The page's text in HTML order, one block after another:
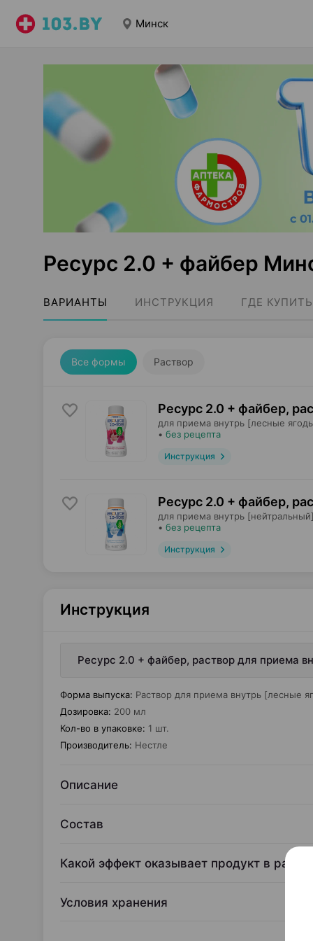
Минск
Ресурс 2.0 + файбер
ВАРИАНТЫ ИНСТРУКЦИЯ ГДЕ КУПИТЬ
Все формы Раствор
Ресурс 2.0 + файбер,
для приема внутрь [лесные
• без рецепта
Инструкция
Ресурс 2.0 + файбер,
для приема внутрь [нейтральный],
• без рецепта
Инструкция
Инструкция
Ресурс 2.0 + файбер, раствор для приема
Форма выпуска: Раствор для приема внутрь [лесные
Дозировка: 200 мл
Кол-во в упаковке: 1 шт.
Производитель: Нестле
Описание
Состав
Какой эффект оказывает продукт в
Условия хранения